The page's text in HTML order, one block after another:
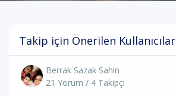
Takip için Önerilen Kullanıcılar
Berrak Sazak Sahin
21 Yorum / 4 Takipçi